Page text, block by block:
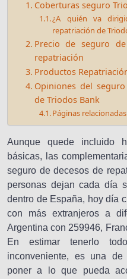
Coberturas seguro
¿A quién va
repatriación de
Precio de seguro
repatriación
Productos
Opiniones del
de Triodos Bank
Páginas relacionadas
Aunque quede incluido
básicas, las
seguro de decesos de
personas dejan cada día
dentro de España, hoy día
con más extranjeros a
Argentina con 259946,
En estimar tenerlo
inconveniente, es una
poner a lo que pueda